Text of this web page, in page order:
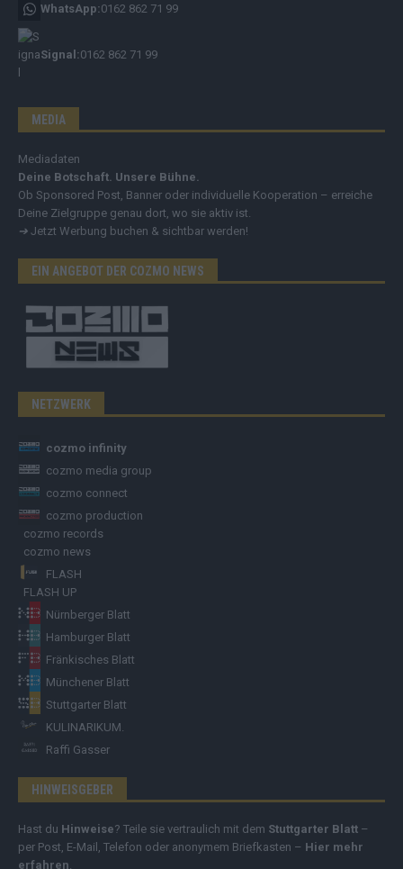
WhatsApp:0162 862 71 99
Signal:0162 862 71 99
MEDIA
Mediadaten
Deine Botschaft. Unsere Bühne.
Ob Sponsored Post, Banner oder individuelle Kooperation – erreiche
Deine Zielgruppe genau dort, wo sie aktiv ist.
➔ Jetzt Werbung buchen & sichtbar werden!
EIN ANGEBOT DER COZMO NEWS
NETZWERK
cozmo infinity
cozmo media group
cozmo connect
cozmo production
cozmo records
cozmo news
FLASH
FLASH UP
Nürnberger Blatt
Hamburger Blatt
Fränkisches Blatt
Münchener Blatt
Stuttgarter Blatt
KULINARIKUM.
Raffi Gasser
HINWEISGEBER
Hast du Hinweise? Teile sie vertraulich mit dem Stuttgarter Blatt –
per Post, E-Mail, Telefon oder anonymem Briefkasten – Hier mehr
erfahren